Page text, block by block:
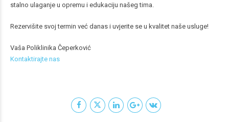
stalno ulaganje u opremu i edukaciju našeg tima.
Rezervišite svoj termin već danas i uvjerite se u kvalitet naše usluge!
Vaša Poliklinika Čeperković
Kontaktirajte nas